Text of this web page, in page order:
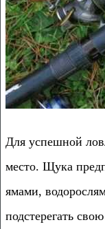
Для успешной
место. Щука
ямами,
подстерегать